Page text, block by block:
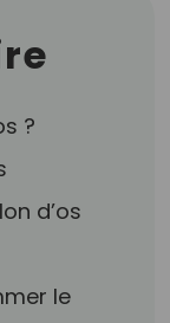
?
d’os
le